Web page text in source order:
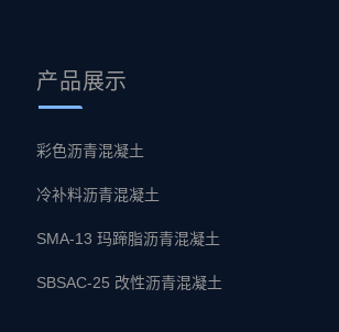
产品展示
彩色沥青混凝土
冷补料沥青混凝土
SMA-13 玛蹄脂沥青混凝土
SBSAC-25 改性沥青混凝土